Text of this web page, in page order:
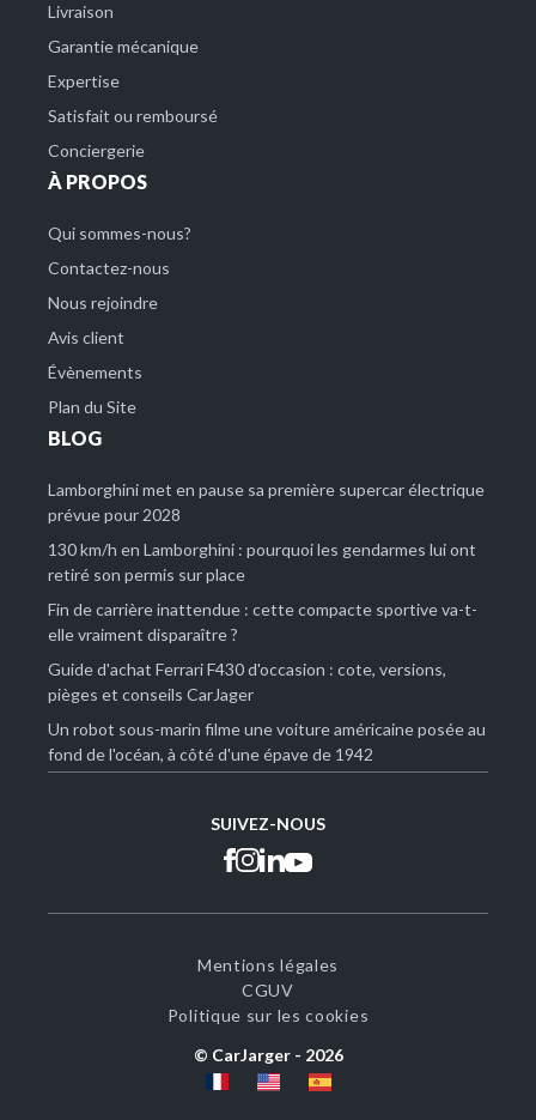
Livraison
Garantie mécanique
Expertise
Satisfait ou remboursé
Conciergerie
À PROPOS
Qui sommes-nous?
Contactez-nous
Nous rejoindre
Avis client
Évènements
Plan du Site
BLOG
Lamborghini met en pause sa première supercar électrique
prévue pour 2028
130 km/h en Lamborghini : pourquoi les gendarmes lui ont
retiré son permis sur place
Fin de carrière inattendue : cette compacte sportive va-t-
elle vraiment disparaître ?
Guide d'achat Ferrari F430 d'occasion : cote, versions,
pièges et conseils CarJager
Un robot sous-marin filme une voiture américaine posée au
fond de l'océan, à côté d'une épave de 1942
SUIVEZ-NOUS
Mentions légales
CGUV
Politique sur les cookies
© CarJarger - 2026